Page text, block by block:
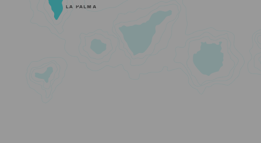
LA PALMA